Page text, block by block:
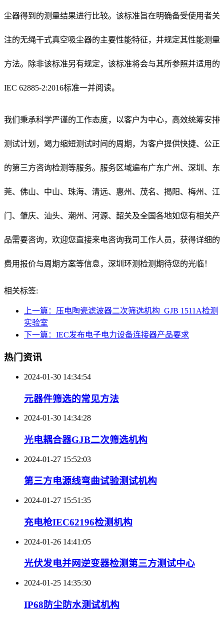
尘器得到的测量结果进行比较。该标准旨在明确备受使用者关
注的无绳干式真空吸尘器的主要性能特征，并规定其性能测量
方法。除非该标准另有规定，该标准将会与其所参照并适用的
IEC 62885-2:2016标准一并阅读。
我们秉承科学严谨的工作态度，以客户为中心，高效统筹安排
测试计划，竭力缩短测试时间的周期，为客户提供快捷、公正
的第三方咨询检测等服务。服务区域遍布广东广州、深圳、东
莞、佛山、中山、珠海、清远、惠州、茂名、揭阳、梅州、江
门、肇庆、汕头、潮州、河源、韶关及全国各地如您有相关产
品需要咨询，欢迎您直接来电咨询我司工作人员，获得详细的
费用报价与周期方案等信息，深圳环测检测期待您的光临！
相关标签:
上一篇：压电陶瓷滤波器二次筛选机构_GJB 1511A检测
实验室
下一篇：IEC发布电子电力设备连接器产品要求
热门资讯
2024-01-30 14:34:54
元器件筛选的常见方法
2024-01-30 14:34:28
光电耦合器GJB二次筛选机构
2024-01-27 15:52:03
第三方电源线弯曲试验测试机构
2024-01-27 15:51:35
充电枪IEC62196检测机构
2024-01-26 14:41:05
光伏发电并网逆变器检测第三方测试中心
2024-01-25 14:35:30
IP68防尘防水测试机构